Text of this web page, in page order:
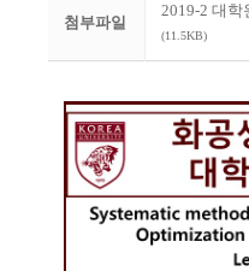
첨부파일
2019-2 대학
(11.5KB)